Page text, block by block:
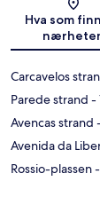
Hva som
Carcavelos
Parede strand -
Avencas strand
Avenida da
Rossio-plassen